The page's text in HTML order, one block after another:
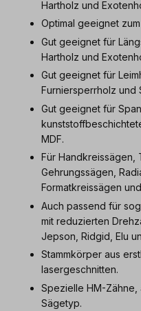
Hartholz und
Optimal geeignet
Gut geeignet für
Hartholz und
Gut geeignet für
Furniersperrholz und
Gut geeignet für
MDF.
Für Handkreissägen,
Gehrungssägen,
Formatkreissägen
Auch passend für
mit reduzierten
Jepson, Ridgid, Elu
Stammkörper aus
lasergeschnitten.
Spezielle HM-Zähne,
Sägetyp.